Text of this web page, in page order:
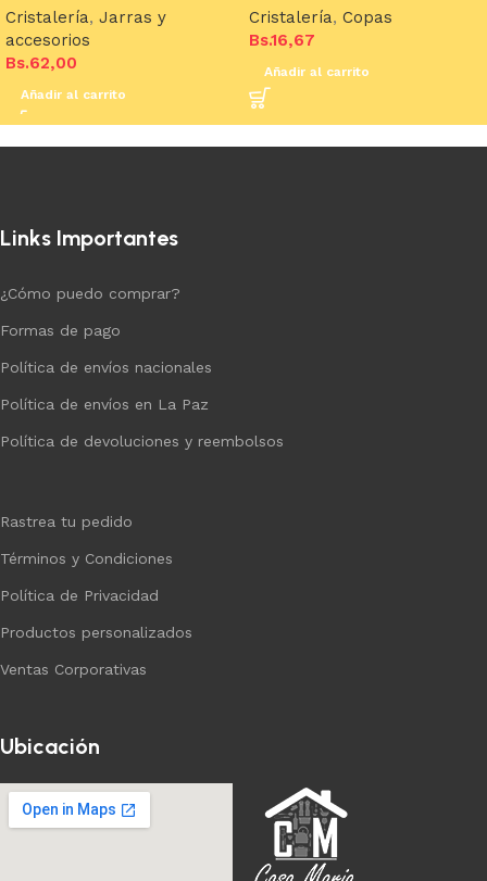
Cristalería, Jarras y
accesorios
Bs.62,00
Añadir al carrito
Cristalería, Copas
Bs.16,67
Añadir al carrito
Links Importantes
¿Cómo puedo comprar?
Formas de pago
Política de envíos nacionales
Política de envíos en La Paz
Política de devoluciones y reembolsos
Rastrea tu pedido
Términos y Condiciones
Política de Privacidad
Productos personalizados
Ventas Corporativas
Ubicación